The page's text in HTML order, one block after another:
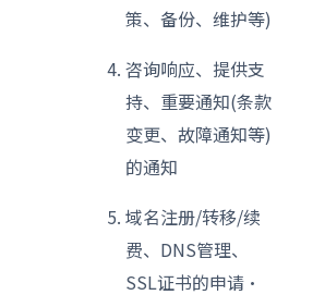
策、备份、维护等)
咨询响应、提供支
持、重要通知(条款
变更、故障通知等)
的通知
域名注册/转移/续
费、DNS管理、
SSL证书的申请·